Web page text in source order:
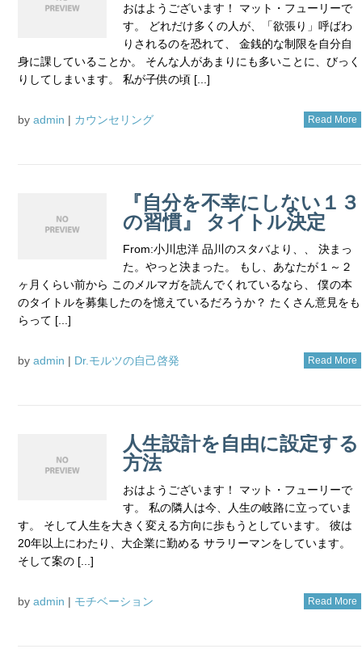
おはようございます！ マット・フューリーで
す。 どれだけ多くの人が、「欲張り」呼ばわ
りされるのを恐れて、 金銭的な制限を自分自
身に課していることか。 そんな人があまりにも多いことに、びっく
りしてしまいます。 私が子供の頃 [...]
by admin | カウンセリング Read More
『自分を不幸にしない１３
の習慣』 タイトル決定
From:小川忠洋 品川のスタバより、、 決まっ
た。やっと決まった。 もし、あなたが１～２
ヶ月くらい前から このメルマガを読んでくれているなら、 僕の本
のタイトルを募集したのを憶えているだろうか？ たくさん意見をも
らって [...]
by admin | Dr.モルツの自己啓発 Read More
人生設計を自由に設定する
方法
おはようございます！ マット・フューリーで
す。 私の隣人は今、人生の岐路に立っていま
す。 そして人生を大きく変える方向に歩もうとしています。 彼は
20年以上にわたり、大企業に勤める サラリーマンをしています。
そして案の [...]
by admin | モチベーション Read More